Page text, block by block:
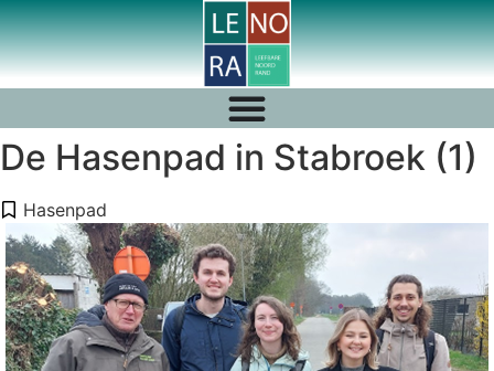
De Hasenpad in Stabroek (1)
Hasenpad